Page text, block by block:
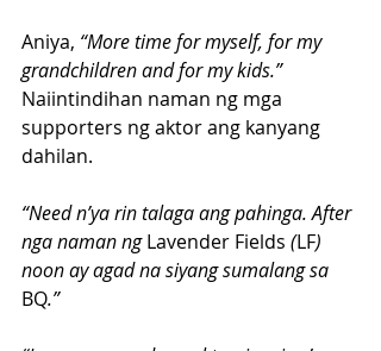
Aniya, “More time for myself, for my
grandchildren and for my kids.”
Naiintindihan naman ng mga
supporters ng aktor ang kanyang
dahilan.
“Need n’ya rin talaga ang pahinga. After
nga naman ng Lavender Fields (LF)
noon ay agad na siyang sumalang sa
BQ.”